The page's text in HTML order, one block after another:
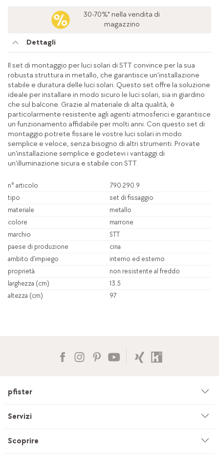
30-70%* nella vendita di
magazzino
Dettagli
Il set di montaggio per luci solari di STT convince per la sua
robusta struttura in metallo, che garantisce un'installazione
stabile e duratura delle luci solari. Questo set offre la soluzione
ideale per installare in modo sicuro le luci solari, sia in giardino
che sul balcone. Grazie al materiale di alta qualità, è
particolarmente resistente agli agenti atmosferici e garantisce
un funzionamento affidabile per molti anni. Con questo set di
montaggio potrete fissare le vostre luci solari in modo
semplice e veloce, senza bisogno di altri strumenti. Provate
un'installazione semplice e godetevi i vantaggi di
un'illuminazione sicura e stabile con STT.
n° articolo
790.290.9
tipo
set di fissaggio
materiale
metallo
colore
marrone
marchio
STT
paese di produzione
cina
ambito d’impiego
interno ed esterno
proprietà
non resistente al freddo
larghezza (cm)
13.5
altezza (cm)
97
pfister
Azienda
Servizi
Consulenza
Scoprire